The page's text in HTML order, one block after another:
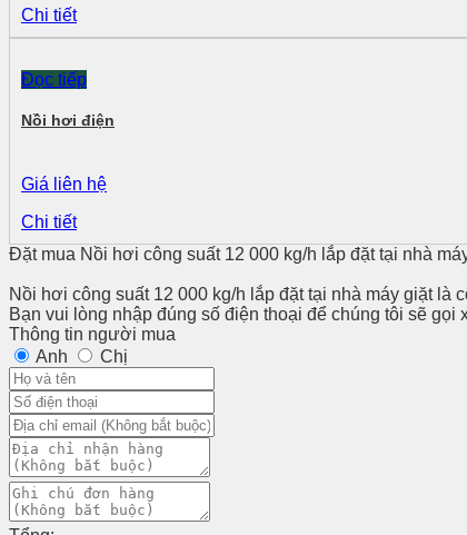
Chi tiết
Đọc tiếp
Nồi hơi điện
Giá liên hệ
Chi tiết
Đặt mua Nồi hơi công suất 12 000 kg/h lắp đặt tại nhà
Nồi hơi công suất 12 000 kg/h lắp đặt tại nhà máy giặt là
Bạn vui lòng nhập đúng số điện thoại để chúng tôi sẽ
Thông tin người mua
Anh
Chị